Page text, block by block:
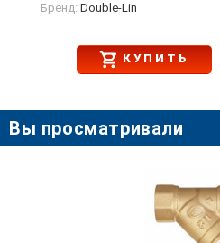
Бренд: Double-Lin
КУПИТЬ
Вы просматривали